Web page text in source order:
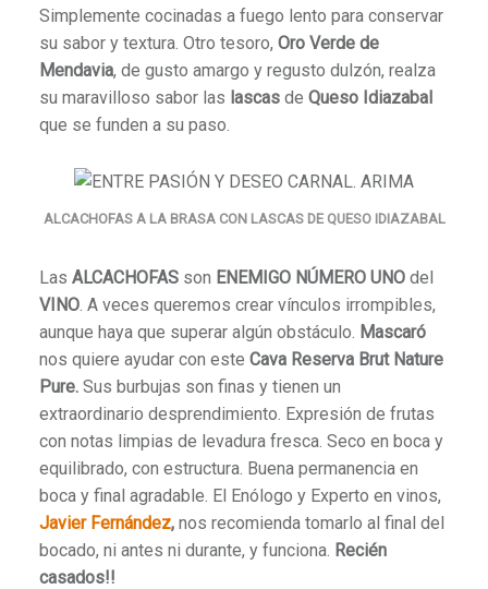
Simplemente cocinadas a fuego lento para conservar
su sabor y textura. Otro tesoro, Oro Verde de
Mendavia, de gusto amargo y regusto dulzón, realza
su maravilloso sabor las lascasde Queso Idiazabal
que se funden a su paso.
ALCACHOFAS A LA BRASA CON LASCAS DE QUESO IDIAZABAL
Las ALCACHOFASson ENEMIGO NÚMERO UNOdel
VINO. A veces queremos crear vínculos irrompibles,
aunque haya que superar algún obstáculo. Mascaró
nos quiere ayudar con este Cava Reserva Brut Nature
Pure. Sus burbujas son finas y tienen un
extraordinario desprendimiento. Expresión de frutas
con notas limpias de levadura fresca. Seco en boca y
equilibrado, con estructura. Buena permanencia en
boca y final agradable. El Enólogo y Experto en vinos,
Javier Fernández,nos recomienda tomarlo al final del
bocado, ni antes ni durante, y funciona. Recién
casados!!